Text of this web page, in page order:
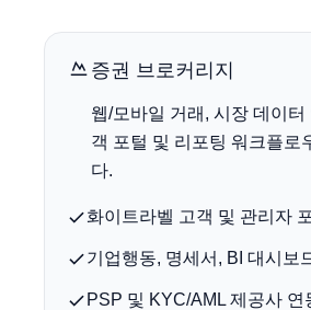
증권 브로커리지
웹/모바일 거래, 시장 데이터
객 포털 및 리포팅 워크플로
다.
화이트라벨 고객 및 관리자
기업행동, 명세서, BI 대시보
PSP 및 KYC/AML 제공사 연